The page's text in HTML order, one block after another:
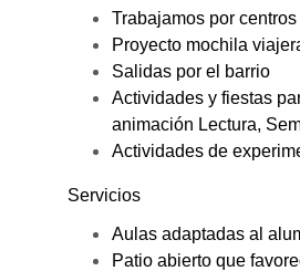
Trabajamos por
Proyecto mochila
Salidas por el barrio
Actividades y fiestas
animación Lectura,
Actividades de
Servicios
Aulas adaptadas al
Patio abierto que